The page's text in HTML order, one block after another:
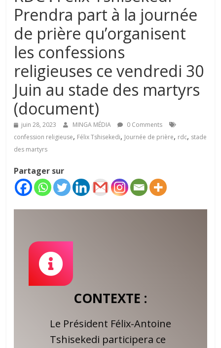
Prendra part à la journée
de prière qu’organisent
les confessions
religieuses ce vendredi 30
Juin au stade des martyrs
(document)
juin 28, 2023 MINGA MÉDIA
0 Comments
confession religieuse, Félix Tshisekedi, Journée de prière, rdc, stade
des martyrs
Partager sur
CONTEXTE :
Le Président Félix-Antoine
Tshisekedi participera ce